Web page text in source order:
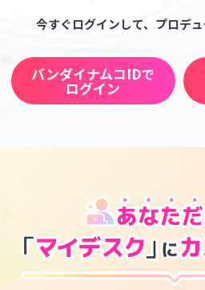
チェックイン
マイスケジュール
今すぐログインして、プロデ
バンダイナムコIDで
ログイン